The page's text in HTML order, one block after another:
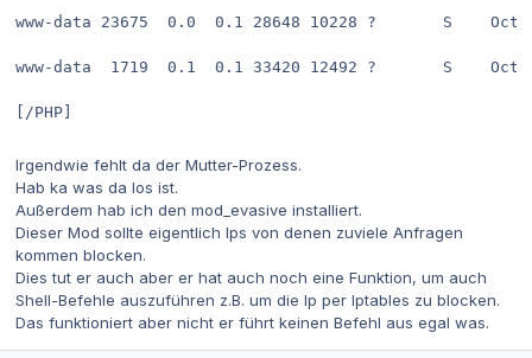
www-data 23675  0.0  0.1 28648 10228 ?       S
www-data  1719  0.1  0.1 33420 12492 ?       S
[/PHP]
Irgendwie fehlt da der Mutter-Prozess.
Hab ka was da los ist.
Außerdem hab ich den mod_evasive installiert.
Dieser Mod sollte eigentlich Ips von denen zuviele Anfragen
kommen blocken.
Dies tut er auch aber er hat auch noch eine Funktion, um auch
Shell-Befehle auszuführen z.B. um die Ip per Iptables zu blocken.
Das funktioniert aber nicht er führt keinen Befehl aus egal was.